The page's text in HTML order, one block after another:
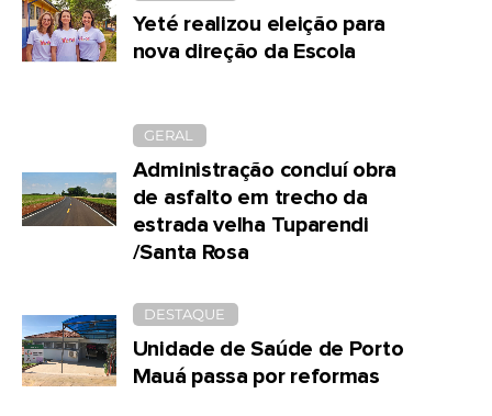
Yeté realizou eleição para
nova direção da Escola
GERAL
Administração concluí obra
de asfalto em trecho da
estrada velha Tuparendi
/Santa Rosa
DESTAQUE
Unidade de Saúde de Porto
Mauá passa por reformas